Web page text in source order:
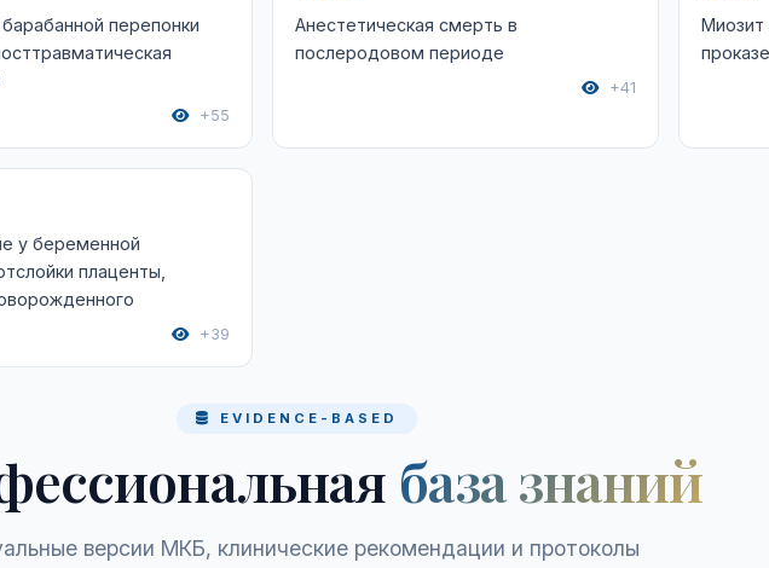
перепонки
+55
Анестетическая смерть в
послеродовом периоде
+41
Миозит
проказе
у беременной
плаценты,
+39
EVIDENCE-BASED
база знаний
версии МКБ, клинические рекомендации и протоколы